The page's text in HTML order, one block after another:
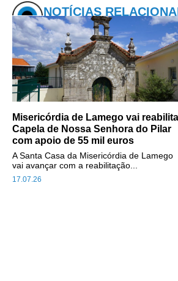
NOTÍCIAS
Misericórdia de Lamego vai
Capela de Nossa Senhora do Pilar
com apoio de 55 mil euros
17.07.26
A Santa Casa da Misericórdia de Lamego
vai avançar com a reabilitação...